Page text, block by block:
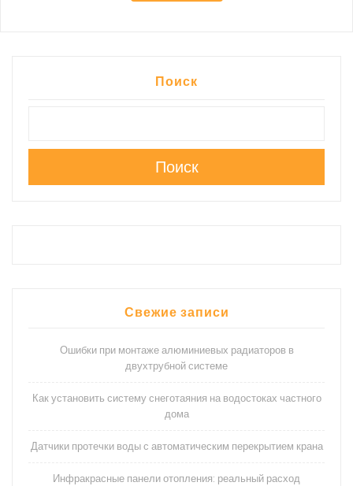
Поиск
Поиск
Свежие записи
Ошибки при монтаже алюминиевых радиаторов в
двухтрубной системе
Как установить систему снеготаяния на водостоках частного
дома
Датчики протечки воды с автоматическим перекрытием крана
Инфракрасные панели отопления: реальный расход